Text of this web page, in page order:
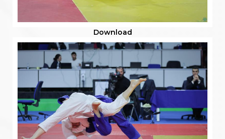
Download